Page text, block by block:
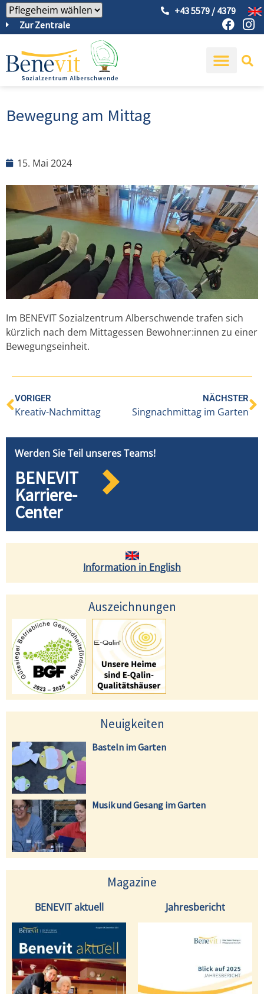
Zur Zentrale
+43 5579 / 4379
Bewegung am Mittag
15. Mai 2024
Im BENEVIT Sozialzentrum Alberschwende trafen sich
kürzlich nach dem Mittagessen Bewohner:innen zu einer
Bewegungseinheit.
VORIGER
Kreativ-Nachmittag
NÄCHSTER
Singnachmittag im Garten
Werden Sie Teil unseres Teams!
BENEVIT
Karriere-
Center
Information in English
Auszeichnungen
Neuigkeiten
Basteln im Garten
Musik und Gesang im Garten
Magazine
BENEVIT aktuell Jahresbericht